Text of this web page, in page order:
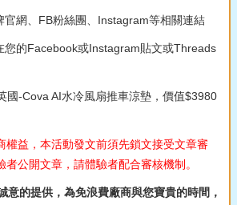
官網、FB粉絲團、Instagram等相關連結
您的Facebook或Instagram貼文或Threads
國-Cova AI水冷風扇推車涼墊，價值$3980
權益，本活動發文前須先鎖文接受文章審
公開文章，請體驗者配合審核機制。
意的提供，為免浪費廠商與您寶貴的時間，